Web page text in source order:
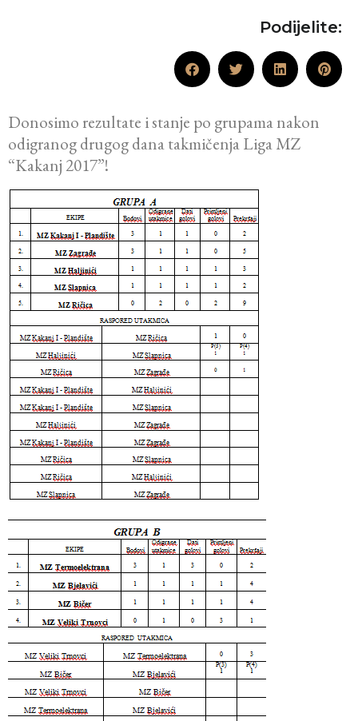
Podijelite:
Donosimo rezultate i stanje po grupama nakon
odigranog drugog dana takmičenja Liga MZ
“Kakanj 2017”!